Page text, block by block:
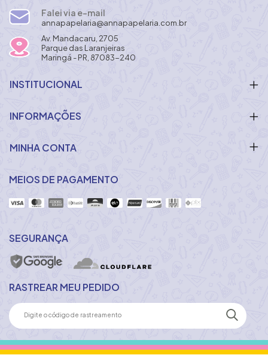
Falei via e-mail
annapapelaria@annapapelaria.com.br
Av. Mandacaru, 2705
Parque das Laranjeiras
Maringá - PR, 87083-240
INSTITUCIONAL
INFORMAÇÕES
MINHA CONTA
MEIOS DE PAGAMENTO
SEGURANÇA
RASTREAR MEU PEDIDO